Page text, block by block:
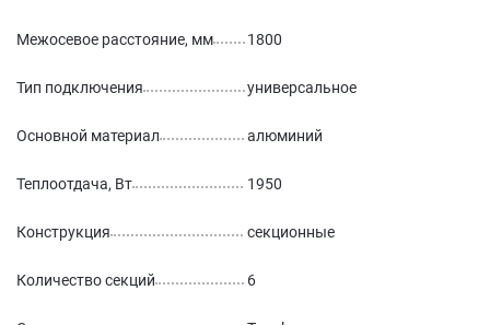
Межосевое расстояние, мм 1800
Тип подключения универсальное
Основной материал алюминий
Теплоотдача, Вт 1950
Конструкция секционные
Количество секций 6